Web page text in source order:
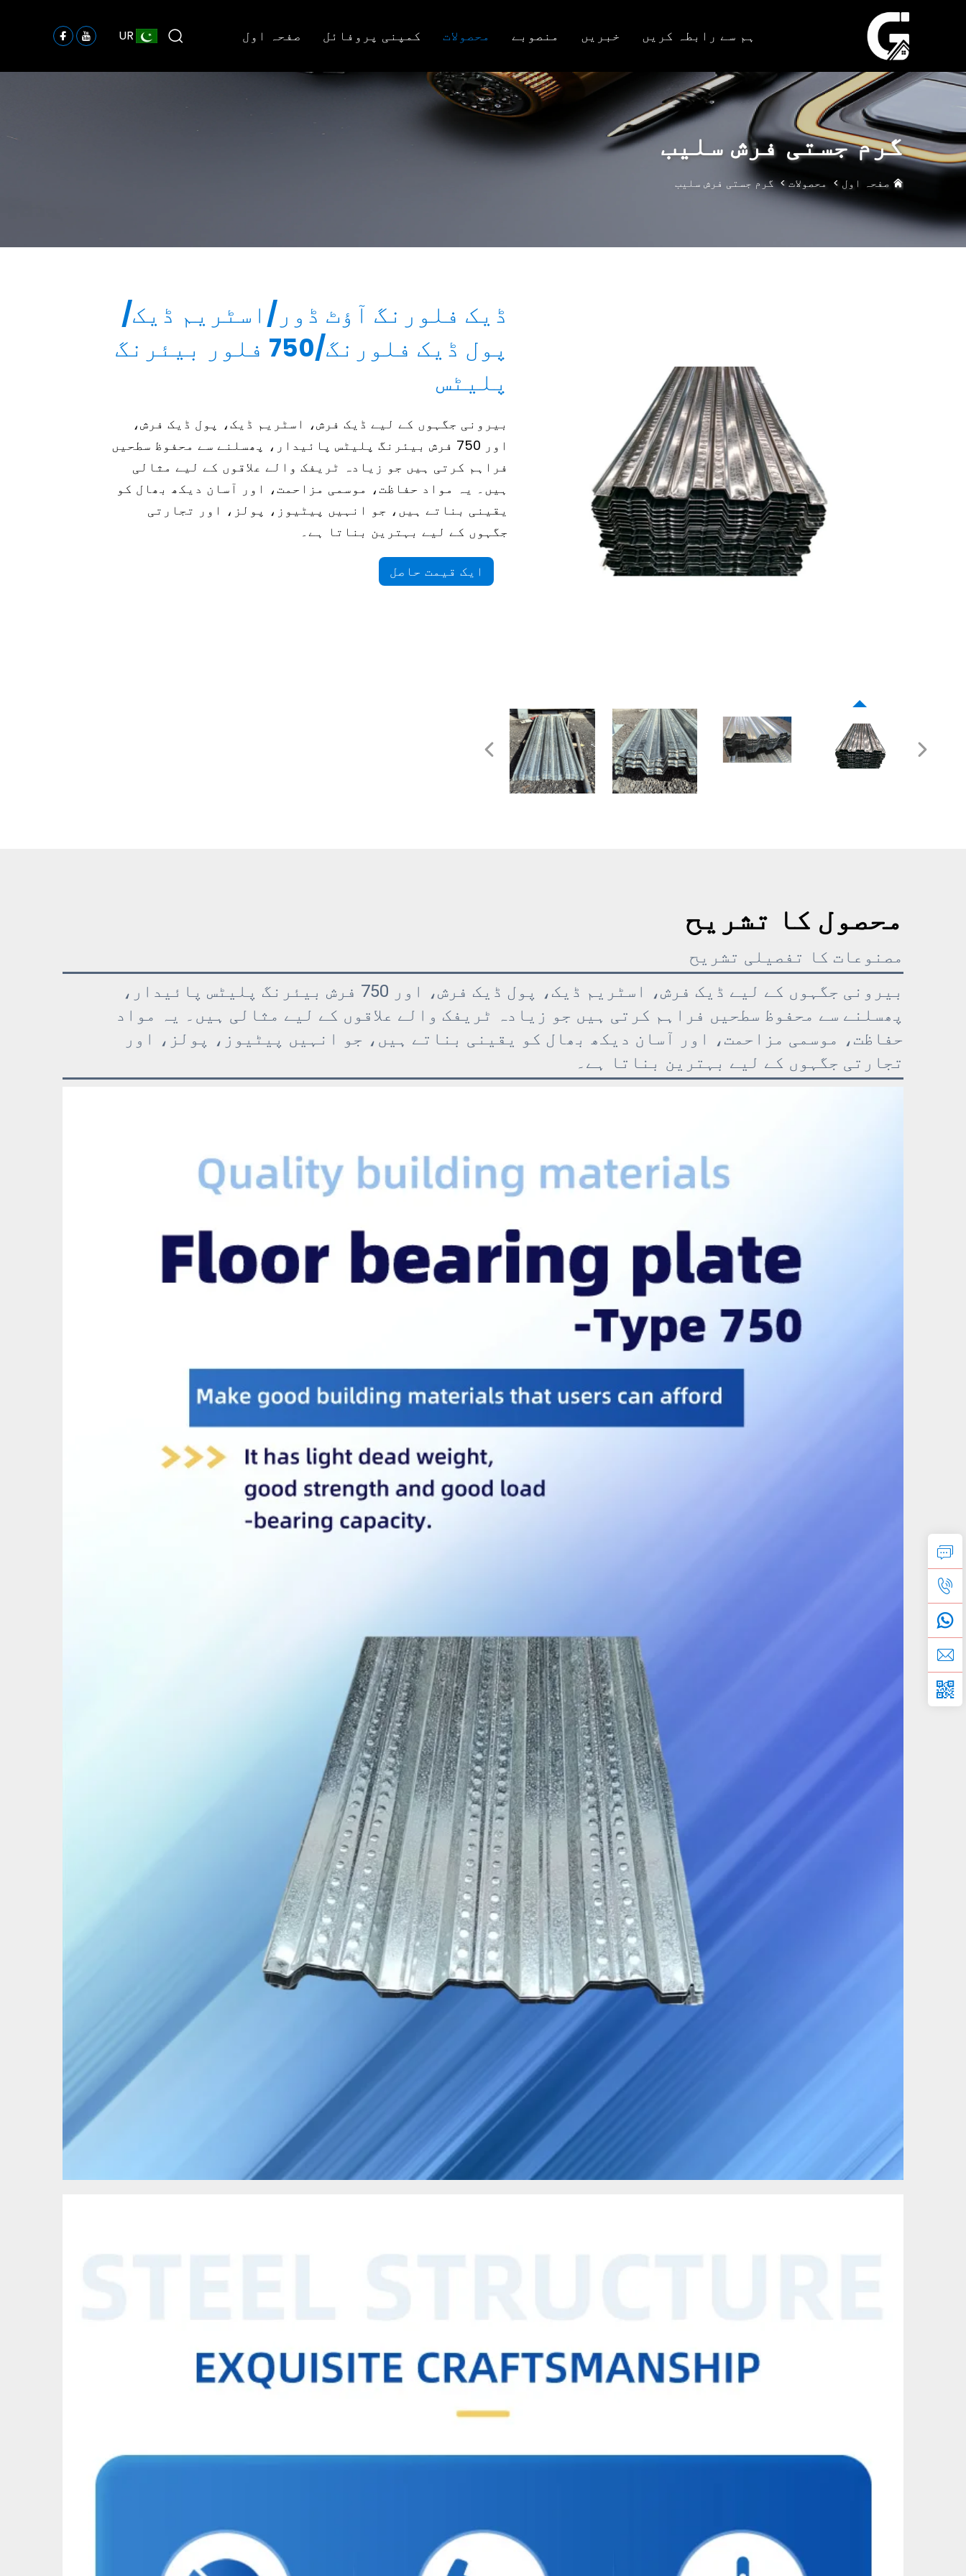
صفحہ اول کمپنی پروفائل محصولات منصوبے خبریں ہم سے رابطہ کریں UR
گرم جستی فرش سلیب
صفحہ اول > محصولات>گرم جستی فرش سلیب
ڈیک فلورنگ آؤٹ ڈور/اسٹریم ڈیک/
پول ڈیک فلورنگ/750 فلور بیئرنگ
پلیٹس
بیرونی جگہوں کے لیے ڈیک فرش، اسٹریم ڈیک، پول ڈیک فرش،
اور 750 فرش بیئرنگ پلیٹس پائیدار، پھسلنے سے محفوظ سطحیں
فراہم کرتی ہیں جو زیادہ ٹریفک والے علاقوں کے لیے مثالی
ہیں۔ یہ مواد حفاظت، موسمی مزاحمت، اور آسان دیکھ بھال کو
یقینی بناتے ہیں، جو انہیں پیٹیوز، پولز، اور تجارتی
جگہوں کے لیے بہترین بناتا ہے۔
ایک قیمت حاصل
محصول کا تشریح
مصنوعات کا تفصیلی تشریح
بیرونی جگہوں کے لیے ڈیک فرش، اسٹریم ڈیک، پول ڈیک فرش، اور 750 فرش بیئرنگ پلیٹس پائیدار،
پھسلنے سے محفوظ سطحیں فراہم کرتی ہیں جو زیادہ ٹریفک والے علاقوں کے لیے مثالی ہیں۔ یہ مواد
حفاظت، موسمی مزاحمت، اور آسان دیکھ بھال کو یقینی بناتے ہیں، جو انہیں پیٹیوز، پولز، اور
تجارتی جگہوں کے لیے بہترین بناتا ہے۔